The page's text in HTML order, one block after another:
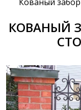
КОВАНЫЙ